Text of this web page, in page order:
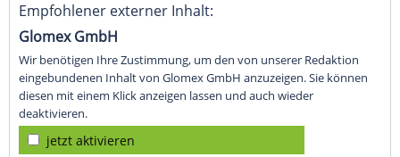
Empfohlener externer Inhalt:
Glomex GmbH
Wir benötigen Ihre Zustimmung, um den von unserer Redaktion
eingebundenen Inhalt von Glomex GmbH anzuzeigen. Sie können
diesen mit einem Klick anzeigen lassen und auch wieder
deaktivieren.
jetzt aktivieren